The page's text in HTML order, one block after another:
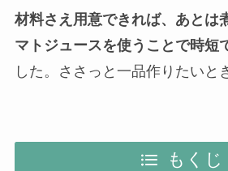
材料さえ用意できれば、あとは
マトジュースを使うことで時短
した。ささっと一品作りたいと
もくじ